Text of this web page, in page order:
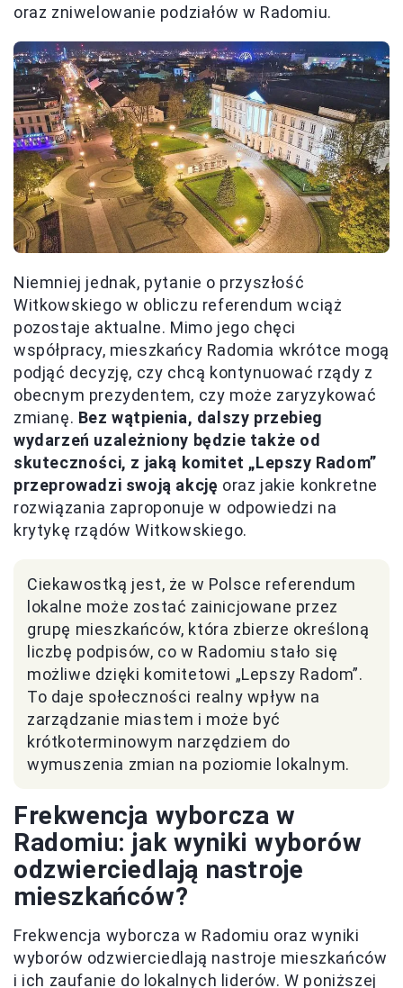
oraz zniwelowanie podziałów w Radomiu.
Niemniej jednak, pytanie o przyszłość
Witkowskiego w obliczu referendum wciąż
pozostaje aktualne. Mimo jego chęci
współpracy, mieszkańcy Radomia wkrótce mogą
podjąć decyzję, czy chcą kontynuować rządy z
obecnym prezydentem, czy może zaryzykować
zmianę. Bez wątpienia, dalszy przebieg
wydarzeń uzależniony będzie także od
skuteczności, z jaką komitet „Lepszy Radom”
przeprowadzi swoją akcję oraz jakie konkretne
rozwiązania zaproponuje w odpowiedzi na
krytykę rządów Witkowskiego.
Ciekawostką jest, że w Polsce referendum
lokalne może zostać zainicjowane przez
grupę mieszkańców, która zbierze określoną
liczbę podpisów, co w Radomiu stało się
możliwe dzięki komitetowi „Lepszy Radom”.
To daje społeczności realny wpływ na
zarządzanie miastem i może być
krótkoterminowym narzędziem do
wymuszenia zmian na poziomie lokalnym.
Frekwencja wyborcza w
Radomiu: jak wyniki wyborów
odzwierciedlają nastroje
mieszkańców?
Frekwencja wyborcza w Radomiu oraz wyniki
wyborów odzwierciedlają nastroje mieszkańców
i ich zaufanie do lokalnych liderów. W poniższej